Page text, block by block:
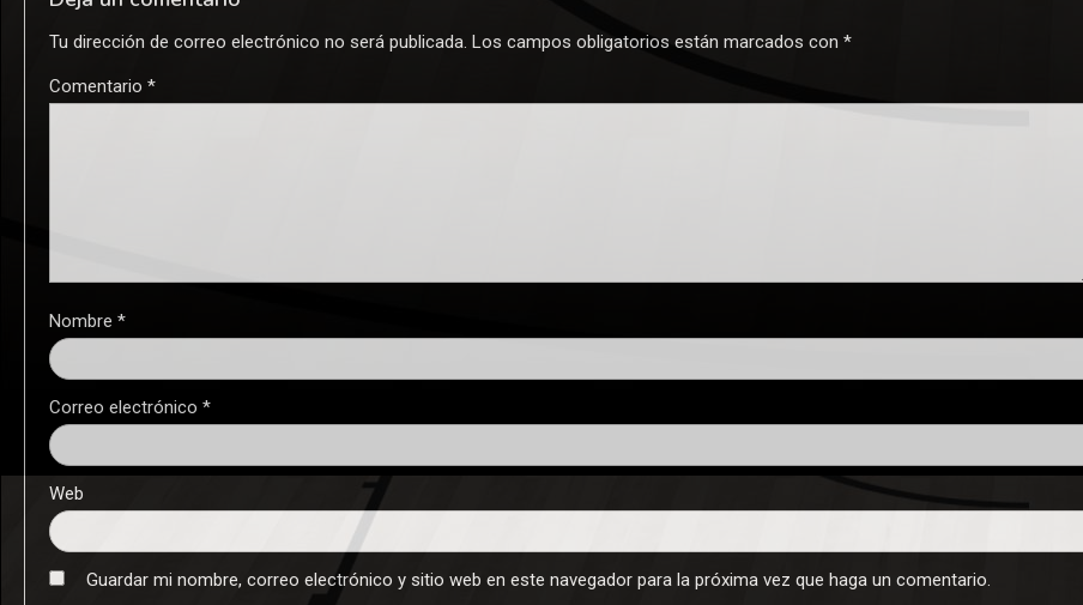
Tu dirección de correo electrónico no será publicada. Los campos obligatorios están marcados con *
Comentario *
Nombre *
Correo electrónico *
Web
Guardar mi nombre, correo electrónico y sitio web en este navegador para la próxima vez que haga un comentario.